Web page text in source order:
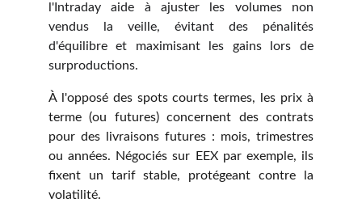
l'Intraday aide à ajuster les volumes non
vendus la veille, évitant des pénalités
d'équilibre et maximisant les gains lors de
surproductions.
À l'opposé des spots courts termes, les prix à
terme (ou futures) concernent des contrats
pour des livraisons futures : mois, trimestres
ou années. Négociés sur EEX par exemple, ils
fixent un tarif stable, protégeant contre la
volatilité.